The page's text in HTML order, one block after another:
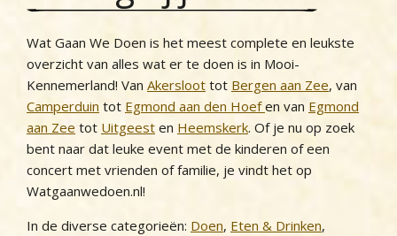
Wat Gaan We Doen is het meest complete en leukste
overzicht van alles wat er te doen is in Mooi-
Kennemerland! Van Akersloot tot Bergen aan Zee, van
Camperduin tot Egmond aan den Hoefen van Egmond
aan Zee tot Uitgeest en Heemskerk. Of je nu op zoek
bent naar dat leuke event met de kinderen of een
concert met vrienden of familie, je vindt het op
Watgaanwedoen.nl!
In de diverse categorieën: Doen, Eten & Drinken,